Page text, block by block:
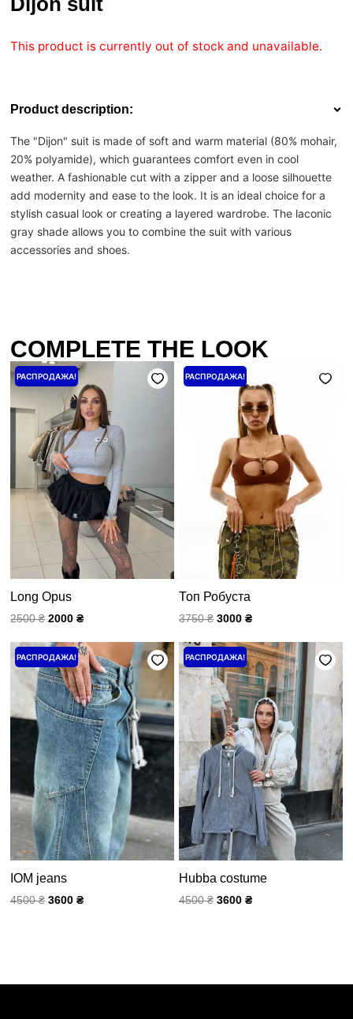
This product is currently out of stock and unavailable.
Product description:
The "Dijon" suit is made of soft and warm material (80% mohair,
20% polyamide), which guarantees comfort even in cool
weather. A fashionable cut with a zipper and a loose silhouette
add modernity and ease to the look. It is an ideal choice for a
stylish casual look or creating a layered wardrobe. The laconic
gray shade allows you to combine the suit with various
accessories and shoes.
COMPLETE THE LOOK
РАСПРОДАЖА!
Long Opus
2500₴
Первоначальная
цена
составляла
2500 ₴.
2000₴
Текущая
цена:
2000 ₴.
РАСПРОДАЖА!
Топ Робуста
3750₴
Первоначальная
цена
составляла
3750 ₴.
3000 ₴
цена:
3000 ₴.
РАСПРОДАЖА!
IOM jeans
4500₴
Первоначальная
цена
составляла
4500 ₴.
3600₴
Текущая
цена:
3600 ₴.
РАСПРОДАЖА!
Hubba costume
4500₴
Первоначальная
цена
составляла
4500 ₴.
3600 ₴
Текущая
цена:
3600 ₴.